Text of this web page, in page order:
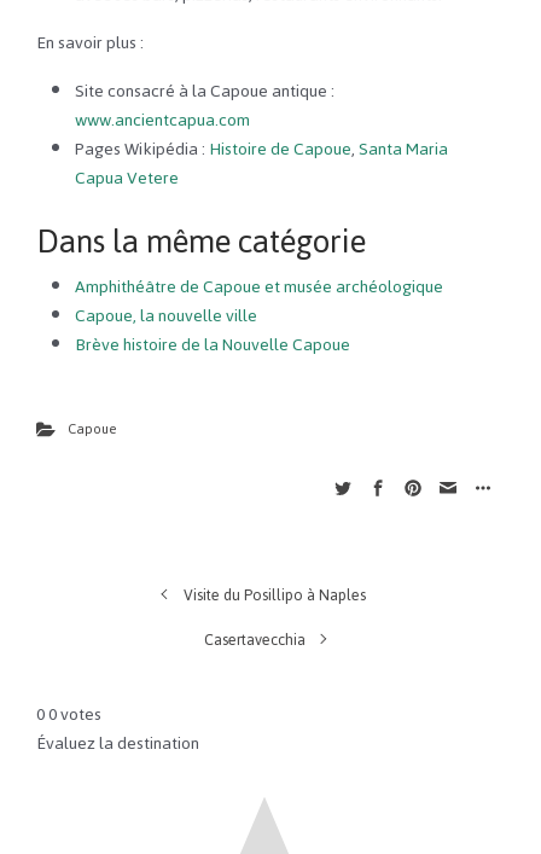
En savoir plus :
Site consacré à la Capoue antique :
www.ancientcapua.com
Pages Wikipédia :Histoire de Capoue,Santa Maria
Capua Vetere
Dans la même catégorie
Amphithéâtre de Capoue et musée archéologique
Capoue, la nouvelle ville
Brève histoire de la Nouvelle Capoue
Capoue
Visite du Posillipo à Naples
Casertavecchia
00votes
Évaluez la destination